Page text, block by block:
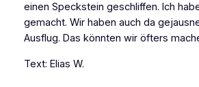
einen Speckstein geschliffen. Ich
gemacht. Wir haben auch da
Ausflug. Das könnten wir öfters
Text: Elias W.